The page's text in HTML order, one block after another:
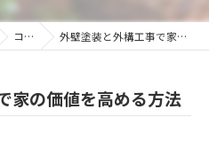
コラム 外壁塗装と外構工事で家の価値を高める方法
家の価値を高める方法